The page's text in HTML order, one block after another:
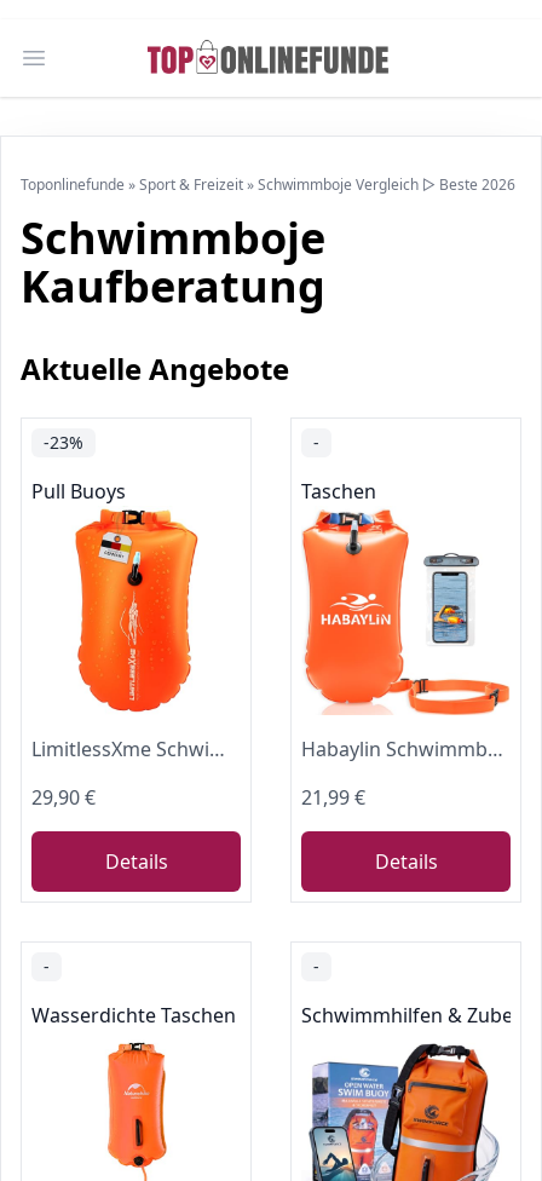
Open main menu
Toponlinefunde »Sport & Freizeit»Schwimmboje Vergleich ▷ Beste 2026
Schwimmboje
Kaufberatung
Aktuelle Angebote
-23%
Pull Buoys
LimitlessXme Schwimmboje & Trockensack - 28l Orange. Sicherheit beim Schwimmen, Open Water und Triathlon. Swimming Buoy, Swim Bubble, Schwimm Boj aufblasbar
29,90 €
Details
-
Taschen
Habaylin Schwimmboje - 20L Orange, Boje Schwimmen für Erwachsene
21,99 €
Details
-
Wasserdichte Taschen
-
Schwimmhilfen &